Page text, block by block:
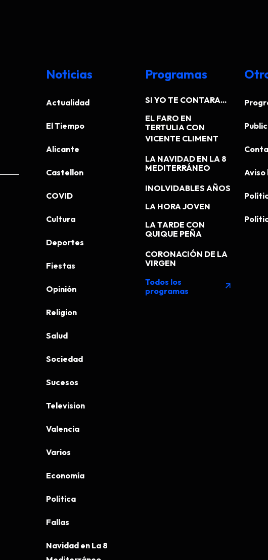
Noticias
Actualidad
El Tiempo
Alicante
Castellon
COVID
Cultura
Deportes
Fiestas
Opinión
Religion
Salud
Sociedad
Sucesos
Television
Valencia
Varios
Economía
Politica
Fallas
Navidad en La 8
Programas
SI YO TE CONTARA...
EL FARO EN
TERTULIA CON
VICENTE CLIMENT
LA NAVIDAD EN LA 8
MEDITERRÁNEO
INOLVIDABLES AÑOS
LA HORA JOVEN
LA TARDE CON
QUIQUE PEÑA
CORONACIÓN DE LA
VIRGEN
Todos los
programas
arrow_outward
Aviso